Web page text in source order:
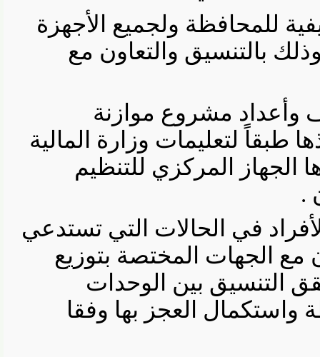
للمحافظة ولجميع الأجهزة
بالتنسيق والتعاون مع
مشروع موازنة
لتعليمات وزارة المالية
المركزي للتنظيم
في الحالات التي تستدعي
الجهات المختصة بتوزيع
التنسيق بين الوحدات
العجز بها وفقا